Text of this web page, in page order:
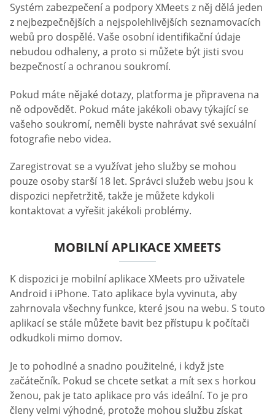
Systém zabezpečení a podpory XMeets z něj dělá jeden
z nejbezpečnějších a nejspolehlivějších seznamovacích
webů pro dospělé. Vaše osobní identifikační údaje
nebudou odhaleny, a proto si můžete být jisti svou
bezpečností a ochranou soukromí.
Pokud máte nějaké dotazy, platforma je připravena na
ně odpovědět. Pokud máte jakékoli obavy týkající se
vašeho soukromí, neměli byste nahrávat své sexuální
fotografie nebo videa.
Zaregistrovat se a využívat jeho služby se mohou
pouze osoby starší 18 let. Správci služeb webu jsou k
dispozici nepřetržitě, takže je můžete kdykoli
kontaktovat a vyřešit jakékoli problémy.
MOBILNÍ APLIKACE XMEETS
K dispozici je mobilní aplikace XMeets pro uživatele
Android i iPhone. Tato aplikace byla vyvinuta, aby
zahrnovala všechny funkce, které jsou na webu. S touto
aplikací se stále můžete bavit bez přístupu k počítači
odkudkoli mimo domov.
Je to pohodlné a snadno použitelné, i když jste
začátečník. Pokud se chcete setkat a mít sex s horkou
ženou, pak je tato aplikace pro vás ideální. To je pro
členy velmi výhodné, protože mohou službu získat